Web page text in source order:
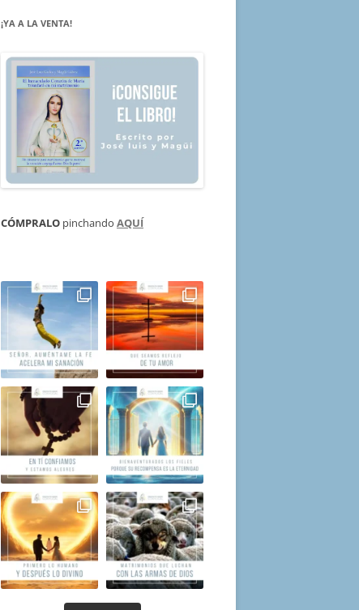
¡YA A LA VENTA!
CÓMPRALO pinchando AQUÍ